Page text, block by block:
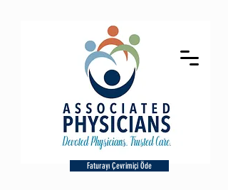
Faturayı Çevrimiçi Öde